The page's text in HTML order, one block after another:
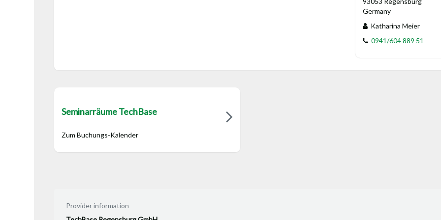
Germany
Katharina Meier
0941/604 889 51
Seminarräume TechBase
Zum Buchungs-Kalender
Provider information